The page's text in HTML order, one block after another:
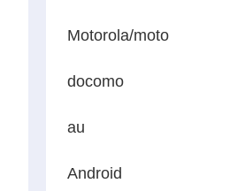
Motorola/moto
docomo
au
Android